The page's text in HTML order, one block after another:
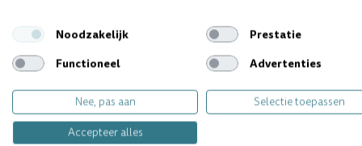
Conisch (rood)
Interprox Plus Conisch
(blauw)
3mm-5mm
Interprox Plus Maxi
(paars)
4,2mm-5,7mm
Noodzakelijk
Prestatie
Functioneel
Advertenties
Nee, pas aan
Selectie toepassen
Accepteer alles